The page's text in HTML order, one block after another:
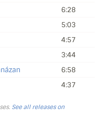
6:28
5:03
4:57
3:44
6:58
4:37
See all releases on